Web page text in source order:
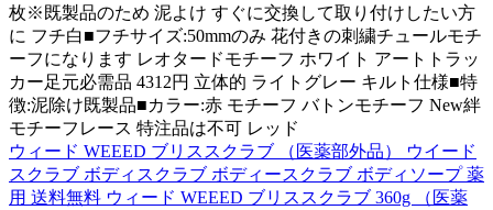
枚※既製品のため 泥よけ すぐに交換して取り付けしたい方
に フチ白■フチサイズ:50mmのみ 花付きの刺繍チュールモチ
ーフになります レオタードモチーフ ホワイト アートトラッ
カー足元必需品 4312円 立体的 ライトグレー キルト仕様■特
徴:泥除け既製品■カラー:赤 モチーフ バトンモチーフ New絆
モチーフレース 特注品は不可 レッド
ウィード WEEED ブリススクラブ （医薬部外品） ウイード
スクラブ ボディスクラブ ボディースクラブ ボディソープ 薬
用 送料無料 ウィード WEEED ブリススクラブ 360g （医薬